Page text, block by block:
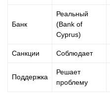
Банк
Реальный
(Bank of
Cyprus)
Санкции Соблюдает
Поддержка
Решает
проблему